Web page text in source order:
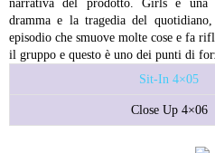
narrativa del prodotto. Girls è una
dramma e la tragedia del
episodio che smuove molte cose e fa
il gruppo e questo è uno dei punti di
Sit-In 4×05
Close Up 4×06